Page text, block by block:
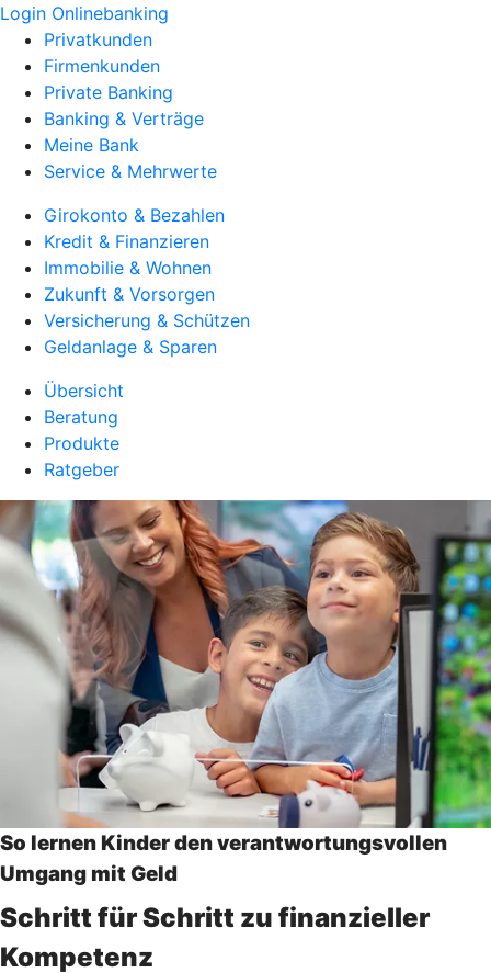
Login Onlinebanking
Privatkunden
Firmenkunden
Private Banking
Banking & Verträge
Meine Bank
Service & Mehrwerte
Girokonto & Bezahlen
Kredit & Finanzieren
Immobilie & Wohnen
Zukunft & Vorsorgen
Versicherung & Schützen
Geldanlage & Sparen
Übersicht
Beratung
Produkte
Ratgeber
So lernen Kinder den verantwortungsvollen
Umgang mit Geld
Schritt für Schritt zu finanzieller
Kompetenz